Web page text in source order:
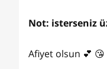
Not: isterseniz
Afiyet olsun 💕 😘